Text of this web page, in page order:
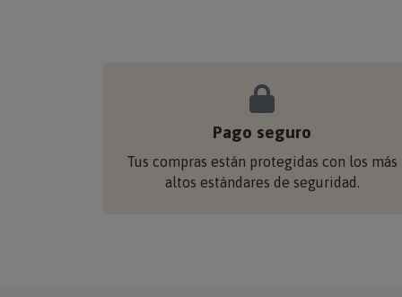
Pago seguro
Tus compras están protegidas con los más
altos estándares de seguridad.